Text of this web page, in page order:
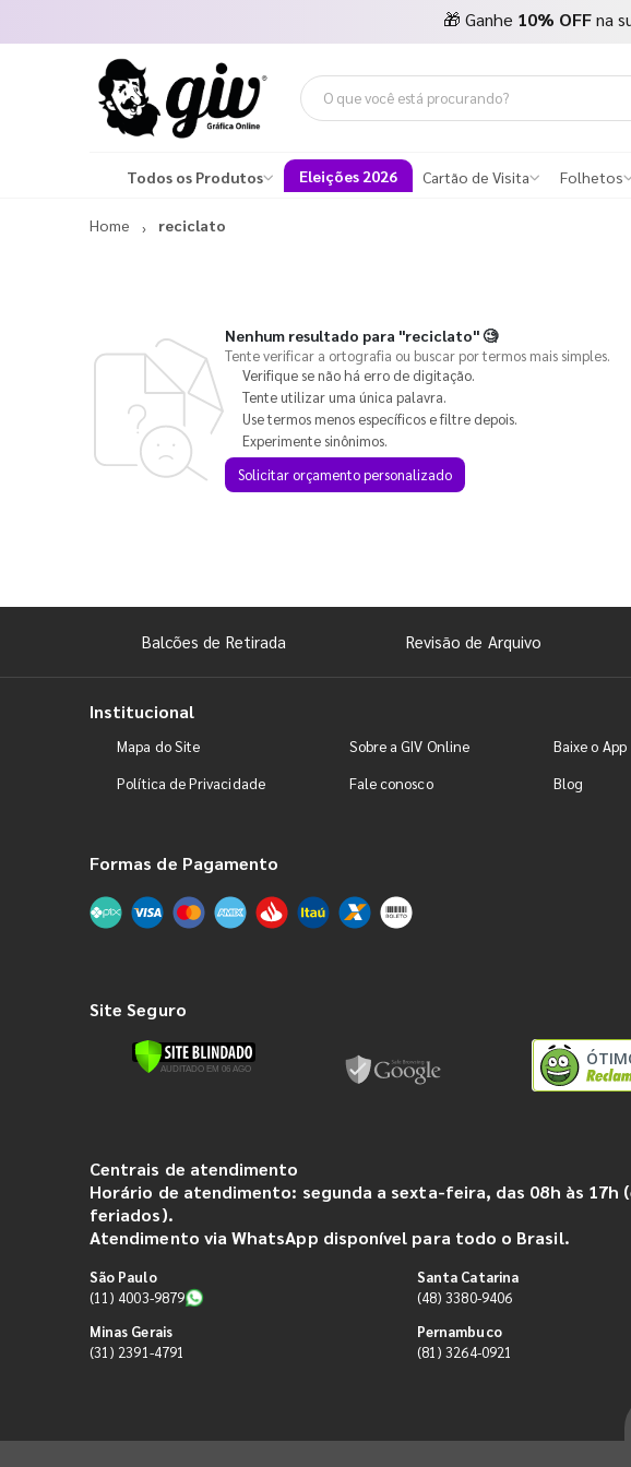
🎁 Ganhe 10% OFFna
Todos os Produtos Eleições 2026 Cartão de Visita Folhetos
Home reciclato
Nenhum resultado para "reciclato"🧐
Tente verificar a ortografia ou buscar por termos mais simples.
Verifique se não há erro de digitação.
Tente utilizar uma única palavra.
Use termos menos específicos e filtre depois.
Experimente sinônimos.
Solicitar orçamento personalizado
Balcões de Retirada Revisão de Arquivo
Institucional
Mapa do Site Sobre a GIV Online Baixe o App
Política de Privacidade
Fale conosco Blog
Formas de Pagamento
Site Seguro
Centrais de atendimento
Horário de atendimento: segunda a sexta-feira, das 08h às 17h
feriados).
Atendimento via WhatsApp disponível para todo o Brasil.
São Paulo
(11) 4003-9879
Minas Gerais
(31) 2391-4791
Santa Catarina
(48) 3380-9406
Pernambuco
(81) 3264-0921